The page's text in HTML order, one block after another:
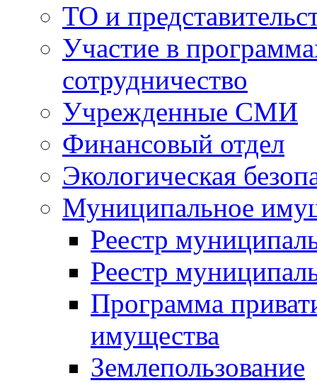
ТО и
Участие в
сотрудничество
Учрежденные СМИ
Финансовый отдел
Экологическая
Муниципальное
Реестр
Реестр
Программа
имущества
Землепользование